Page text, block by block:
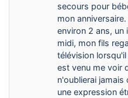
secours pour
mon
environ 2 ans, un
midi, mon fils
télévision
est venu me voir
n'oublierai jamais
une expression